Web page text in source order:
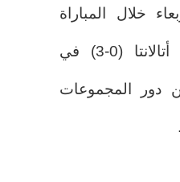
خلال المباراة
التي خسرها أمام أتالانتا (0-3) في
دور المجموعات